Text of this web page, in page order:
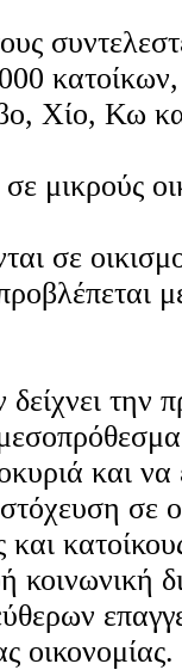
Χίο, Κω
μικρούς
σε
την
και να
σε
και
κοινωνική
οικονομίας.